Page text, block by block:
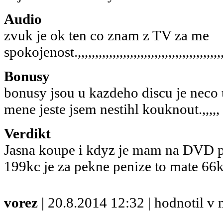
Audio
zvuk je ok ten co znam z TV za me
Bonusy
bonusy jsou u kazdeho discu je
mene jeste jsem nestihl kouknout.,,,,,
Verdikt
Jasna koupe i kdyz je mam na DVD
199kc je za pekne penize to mate
vorez | 20.8.2014 12:32 | hodnotil v